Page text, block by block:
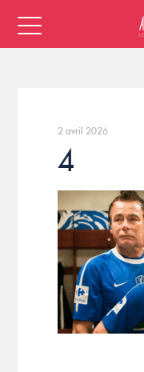
2 avril 2026
4